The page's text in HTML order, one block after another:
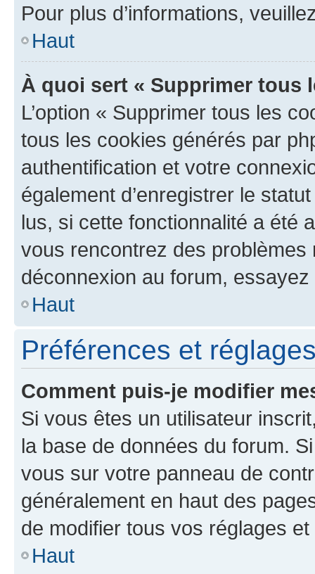
Pour plus d’informations,
Haut
À quoi sert « Supprimer tous
L’option « Supprimer tous les
tous les cookies générés par
authentification et votre
également d’enregistrer le
lus, si cette fonctionnalité a été
vous rencontrez des
déconnexion au forum,
Haut
Préférences et
Comment puis-je modifier
Si vous êtes un utilisateur
la base de données du forum.
vous sur votre panneau de
généralement en haut des
de modifier tous vos réglages
Haut